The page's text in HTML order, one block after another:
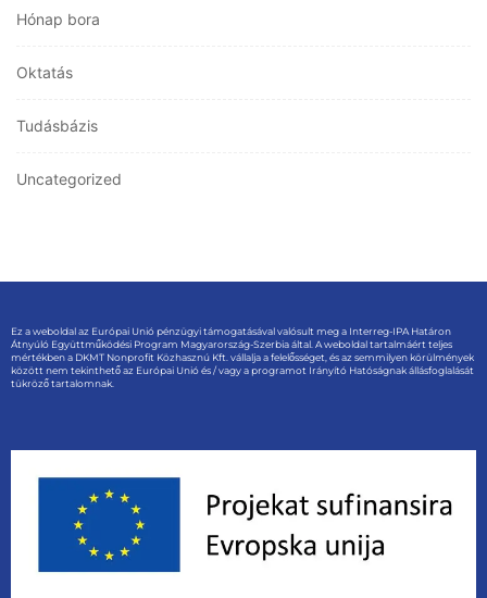
Hónap bora
Oktatás
Tudásbázis
Uncategorized
Ez a weboldal az Európai Unió pénzügyi támogatásával valósult meg a Interreg-IPA Határon
Átnyúló Együttműködési Program Magyarország-Szerbia által. A weboldal tartalmáért teljes
mértékben a DKMT Nonprofit Közhasznú Kft. vállalja a felelősséget, és az semmilyen körülmények
között nem tekinthető az Európai Unió és / vagy a programot Irányító Hatóságnak állásfoglalását
tükröző tartalomnak.